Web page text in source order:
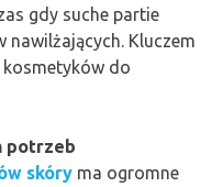
gdy suche partie
Kluczem
do
potrzeb
skóry ma ogromne